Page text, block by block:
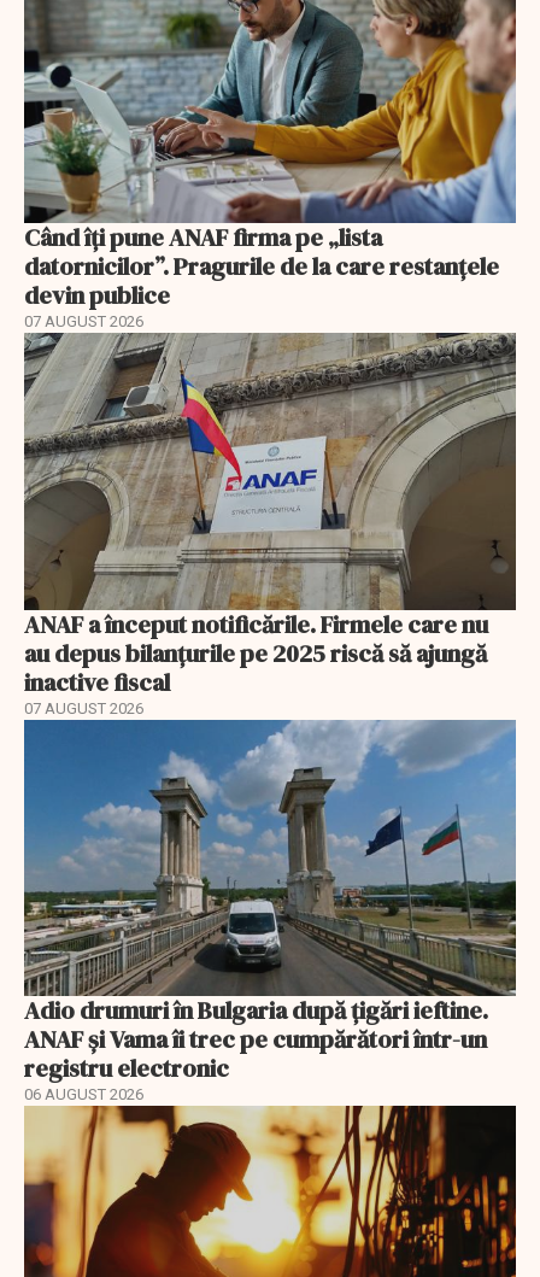
Când îți pune ANAF firma pe „lista
datornicilor”. Pragurile de la care restanțele
devin publice
07 AUGUST 2026
ANAF a început notificările. Firmele care nu
au depus bilanțurile pe 2025 riscă să ajungă
inactive fiscal
07 AUGUST 2026
Adio drumuri în Bulgaria după țigări ieftine.
ANAF și Vama îi trec pe cumpărători într-un
registru electronic
06 AUGUST 2026